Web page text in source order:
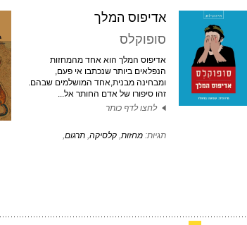
אדיפוס המלך
סופוקלס
אדיפוס המלך הוא אחד מהמחזות
הנפלאים ביותר שנכתבו אי פעם,
ומבחינה מבנית,אחד המושלמים שבהם.
זהו סיפורו של אדם החותר אל...
לחצו לדף כותר
תגיות: מחזות, קלסיקה, תרגום,